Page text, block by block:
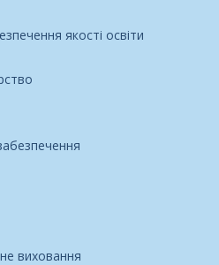
якості освіти
виховання